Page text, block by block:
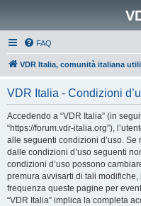
FAQ
VDR Italia, comunità italiana
VDR Italia - Condizioni
Accedendo a “VDR Italia” (in
“https://forum.vdr-italia.org”),
alle seguenti condizioni d’uso.
dalle condizioni d’uso seguenti
condizioni d’uso possono
premura avvisarti di tali
frequenza queste pagine per
“VDR Italia” implica la completa